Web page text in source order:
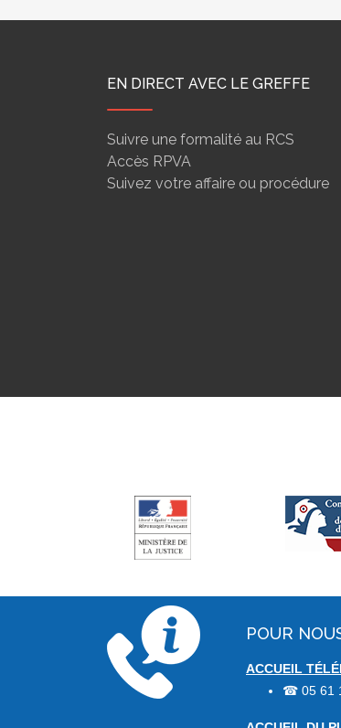
EN DIRECT AVEC LE GREFFE
Suivre une formalité au RCS
Accès RPVA
Suivez votre affaire ou procédure
POUR
ACCUEIL
☎ 05 61